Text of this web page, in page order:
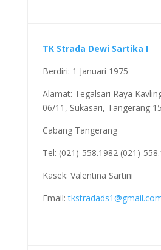
TK Strada Dewi Sartika I
Berdiri: 1 Januari 1975
Alamat: Tegalsari Raya
06/11, Sukasari, Tangerang
Cabang Tangerang
Tel: (021)-558.1982 (021)-
Kasek: Valentina Sartini
Email: